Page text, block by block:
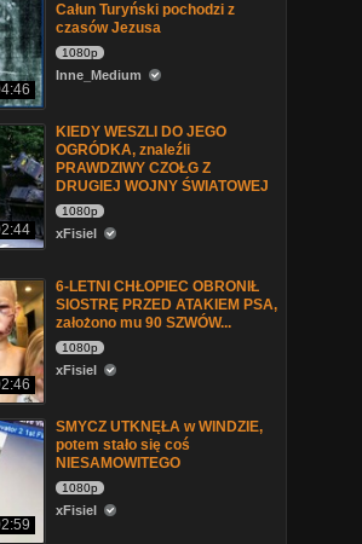
Całun Turyński pochodzi z
czasów Jezusa
1080p
Inne_Medium
KIEDY WESZLI DO JEGO
OGRÓDKA, znaleźli
PRAWDZIWY CZOŁG Z
DRUGIEJ WOJNY ŚWIATOWEJ
1080p
xFisiel
6-LETNI CHŁOPIEC OBRONIŁ
SIOSTRĘ PRZED ATAKIEM PSA,
założono mu 90 SZWÓW...
1080p
xFisiel
SMYCZ UTKNĘŁA w WINDZIE,
potem stało się coś
NIESAMOWITEGO
1080p
xFisiel